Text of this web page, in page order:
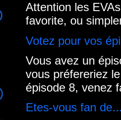
Attention les
favorite, ou
Votez pour vos
Vous avez un
vous préfereriez
épisode 8, venez
Etes-vous fan